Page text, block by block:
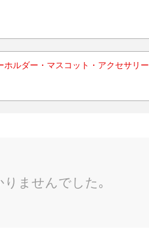
ホルダー・マスコット・アクセサリー